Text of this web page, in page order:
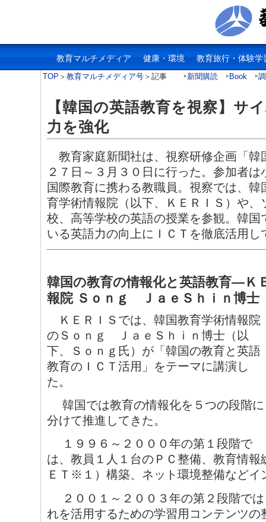
教育マルチメディア 健康・環境 教育旅行・体験学
TOP ＞ 教育マルチメディア号＞記事 新聞購読 Book
【韓国の英語教育を視察】サ
力を強化
教育家庭新聞社は、視察研修企画「韓
２７日～３月３０日に行った。参加者
国際教育に携わる教職員。視察では、
育学術情報院（以下、ＫＥＲＩＳ）や
校、高等学校の英語の授業を参観。韓
いる英語力の向上にＩＣＴを徹底活用
韓国の教育の情報化と英語教育―Ｋ
報院 Ｓｏｎｇ ＪａｅＳｈｉｎ博士
ＫＥＲＩＳでは、韓国教育学術情報院
のＳｏｎｇ ＪａｅＳｈｉｎ博士（以
下、Ｓｏｎｇ氏）が「韓国の教育と英語
教育のＩＣＴ活用」をテーマに講演し
た。
韓国では教育の情報化を５つの段階に
分けて推進してきた。
１９９６～２０００年の第１段階で
は、教員１人１台のＰＣ整備、教育情
ＥＴ※１）構築、ネット環境整備などイ
２００１～２００３年の第２段階では
れを活用するための学習用コンテンツの